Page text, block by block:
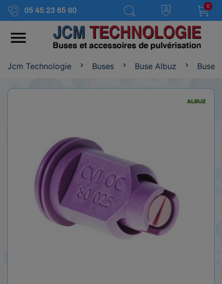
05 45 23 65 60
0

Jcm Technologie Buses Buse Albuz Buse